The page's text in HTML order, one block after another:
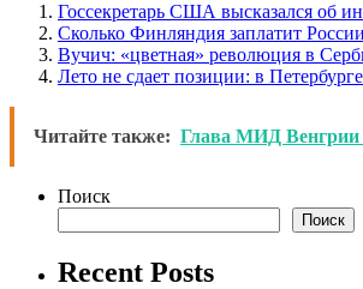
Госсекретарь США высказался об
Сколько Финляндия заплатит
Вучич: «цветная» революция в
Лето не сдает позиции: в
Читайте также: Глава МИД Венгрии
Поиск
Поиск
Recent Posts